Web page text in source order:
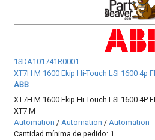
1SDA101741R0001
XT7H M 1600 Ekip Hi-Touch LSI 1600 4p
ABB
XT7H M 1600 Ekip Hi-Touch LSI 1600
XT7 M
Automation /Automation /Automation
Cantidad mínima de pedido: 1